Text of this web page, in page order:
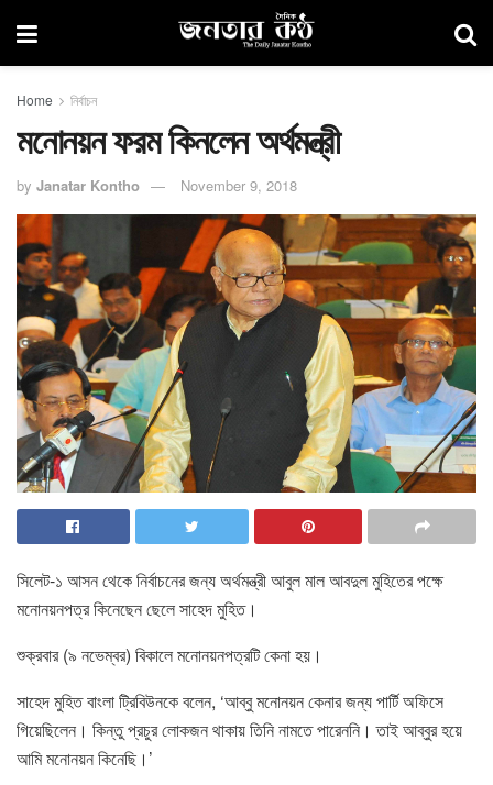
Home নির্বাচন
মনোনয়ন ফরম কিনলেন অর্থমন্ত্রী
by Janatar Kontho November 9, 2018
সিলেট-১ আসন থেকে নির্বাচনের জন্য অর্থমন্ত্রী আবুল মাল আবদুল মুহিতের পক্ষে
মনোনয়নপত্র কিনেছেন ছেলে সাহেদ মুহিত।
শুক্রবার (৯ নভেম্বর) বিকালে মনোনয়নপত্রটি কেনা হয়।
সাহেদ মুহিত বাংলা ট্রিবিউনকে বলেন, ‘আব্বু মনোনয়ন কেনার জন্য পার্টি অফিসে
গিয়েছিলেন। কিন্তু প্রচুর লোকজন থাকায় তিনি নামতে পারেননি। তাই আব্বুর হয়ে
আমি মনোনয়ন কিনেছি।’